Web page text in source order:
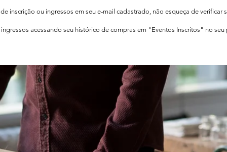
inscrição ou ingressos em seu e-mail cadastrado, não esqueça de verificar
acessando seu histórico de compras em "Eventos Inscritos" no